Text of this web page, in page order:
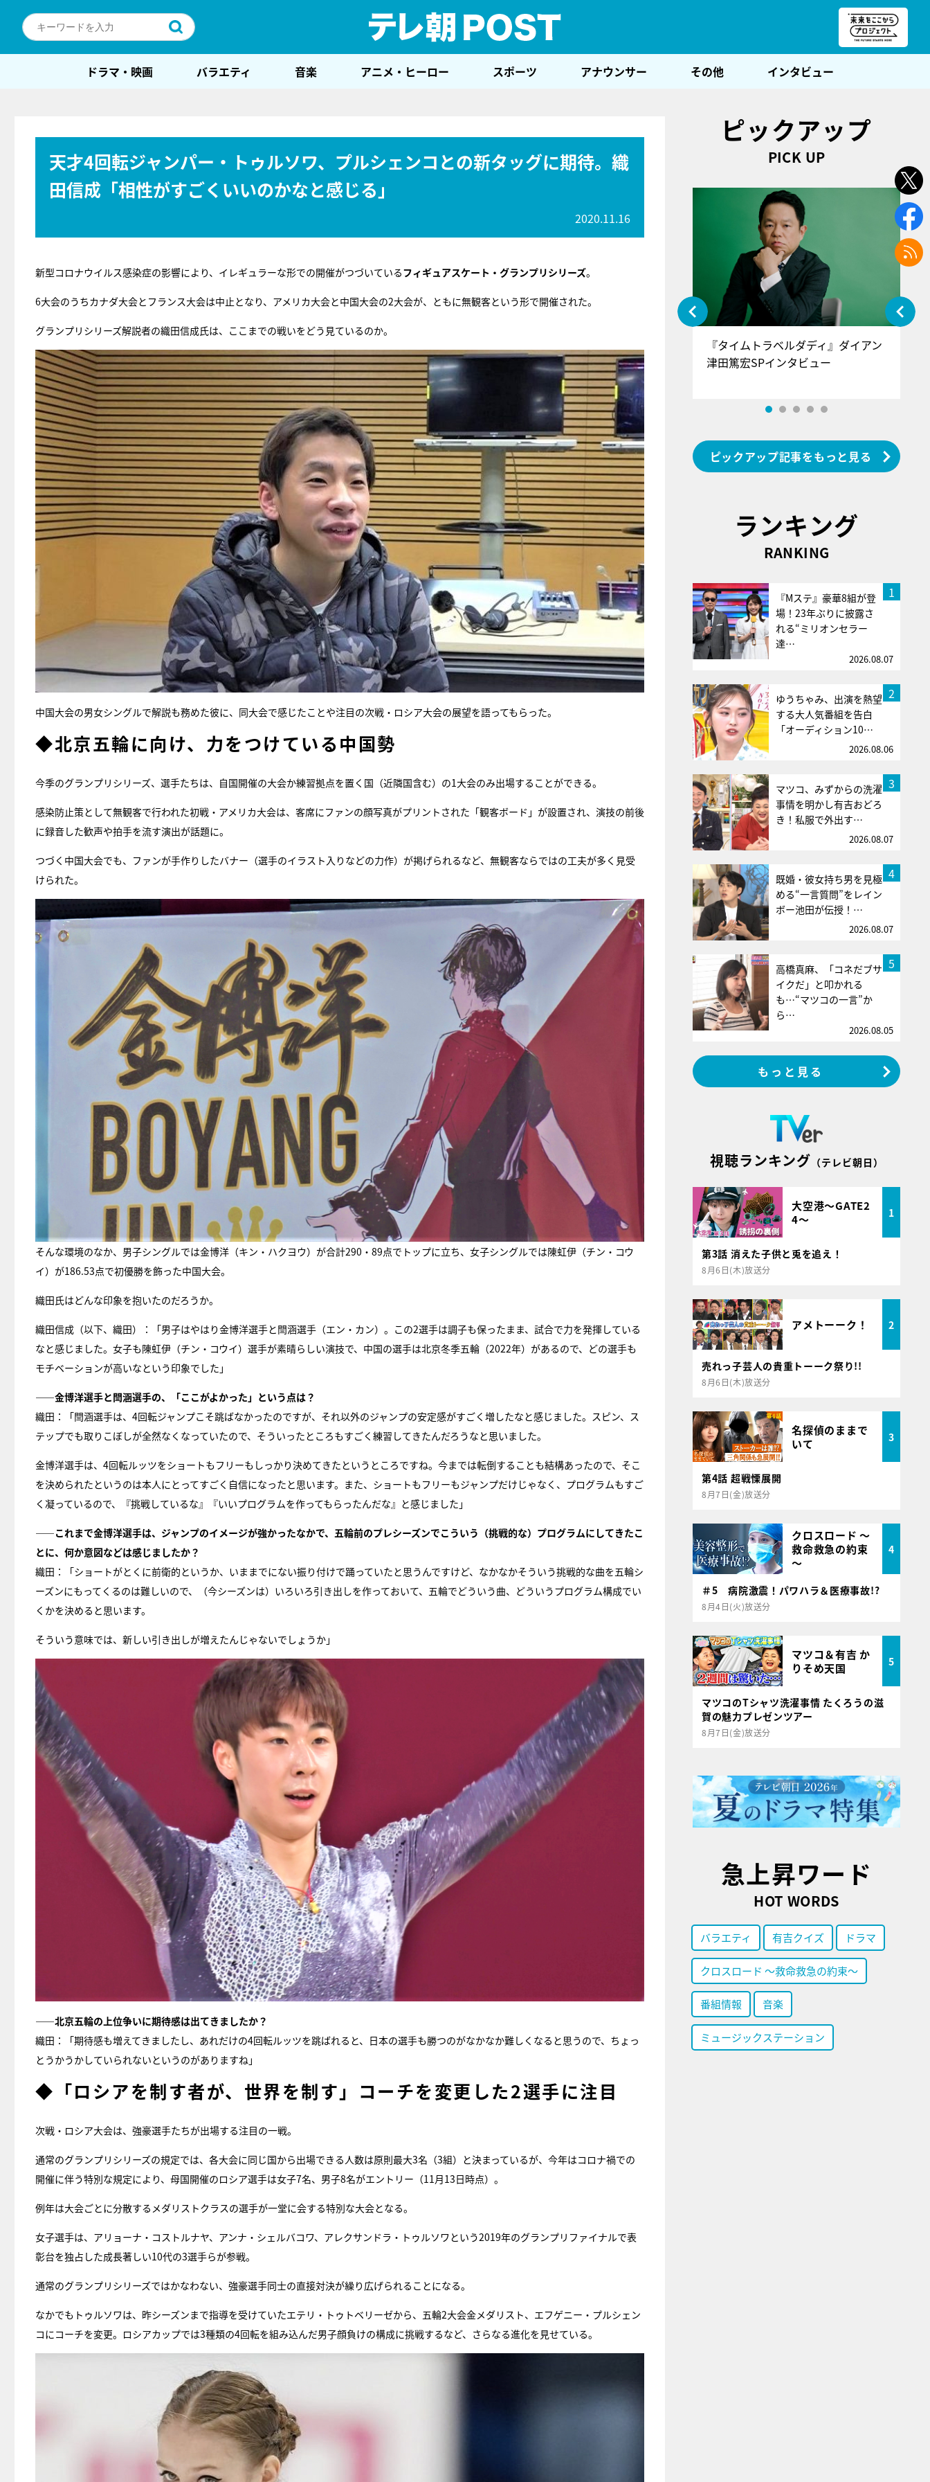
ドラマ・映画 バラエティ 音楽 アニメ・ヒーロー スポーツ アナウンサー その他 インタビュー
天才4回転ジャンパー・トゥルソワ、プルシェンコとの新タッグに期待。織
田信成「相性がすごくいいのかなと感じる」
2020.11.16
新型コロナウイルス感染症の影響により、イレギュラーな形での開催がつづいているフィギュアスケート・グランプリシリーズ。
6大会のうちカナダ大会とフランス大会は中止となり、アメリカ大会と中国大会の2大会が、ともに無観客という形で開催された。
グランプリシリーズ解説者の織田信成氏は、ここまでの戦いをどう見ているのか。
中国大会の男女シングルで解説も務めた彼に、同大会で感じたことや注目の次戦・ロシア大会の展望を語ってもらった。
◆北京五輪に向け、力をつけている中国勢
今季のグランプリシリーズ、選手たちは、自国開催の大会か練習拠点を置く国（近隣国含む）の1大会のみ出場することができる。
感染防止策として無観客で行われた初戦・アメリカ大会は、客席にファンの顔写真がプリントされた「観客ボード」が設置され、演技の前後
に録音した歓声や拍手を流す演出が話題に。
つづく中国大会でも、ファンが手作りしたバナー（選手のイラスト入りなどの力作）が掲げられるなど、無観客ならではの工夫が多く見受
けられた。
そんな環境のなか、男子シングルでは金博洋（キン・ハクヨウ）が合計290・89点でトップに立ち、女子シングルでは陳虹伊（チン・コウ
イ）が186.53点で初優勝を飾った中国大会。
織田氏はどんな印象を抱いたのだろうか。
織田信成（以下、織田）：「男子はやはり金博洋選手と閆涵選手（エン・カン）。この2選手は調子も保ったまま、試合で力を発揮している
なと感じました。女子も陳虹伊（チン・コウイ）選手が素晴らしい演技で、中国の選手は北京冬季五輪（2022年）があるので、どの選手も
モチベーションが高いなという印象でした」
――金博洋選手と閆涵選手の、「ここがよかった」という点は？
織田：「閆涵選手は、4回転ジャンプこそ跳ばなかったのですが、それ以外のジャンプの安定感がすごく増したなと感じました。スピン、ス
テップでも取りこぼしが全然なくなっていたので、そういったところもすごく練習してきたんだろうなと思いました。
金博洋選手は、4回転ルッツをショートもフリーもしっかり決めてきたというところですね。今までは転倒することも結構あったので、そこ
を決められたというのは本人にとってすごく自信になったと思います。また、ショートもフリーもジャンプだけじゃなく、プログラムもすご
く凝っているので、『挑戦しているな』『いいプログラムを作ってもらったんだな』と感じました」
――これまで金博洋選手は、ジャンプのイメージが強かったなかで、五輪前のプレシーズンでこういう（挑戦的な）プログラムにしてきたこ
とに、何か意図などは感じましたか？
織田：「ショートがとくに前衛的というか、いままでにない振り付けで踊っていたと思うんですけど、なかなかそういう挑戦的な曲を五輪シ
ーズンにもってくるのは難しいので、（今シーズンは）いろいろ引き出しを作っておいて、五輪でどういう曲、どういうプログラム構成でい
くかを決めると思います。
そういう意味では、新しい引き出しが増えたんじゃないでしょうか」
――北京五輪の上位争いに期待感は出てきましたか？
織田：「期待感も増えてきましたし、あれだけの4回転ルッツを跳ばれると、日本の選手も勝つのがなかなか難しくなると思うので、ちょっ
とうかうかしていられないというのがありますね」
◆「ロシアを制す者が、世界を制す」コーチを変更した2選手に注目
次戦・ロシア大会は、強豪選手たちが出場する注目の一戦。
通常のグランプリシリーズの規定では、各大会に同じ国から出場できる人数は原則最大3名（3組）と決まっているが、今年はコロナ禍での
開催に伴う特別な規定により、母国開催のロシア選手は女子7名、男子8名がエントリー（11月13日時点）。
例年は大会ごとに分散するメダリストクラスの選手が一堂に会する特別な大会となる。
女子選手は、アリョーナ・コストルナヤ、アンナ・シェルバコワ、アレクサンドラ・トゥルソワという2019年のグランプリファイナルで表
彰台を独占した成長著しい10代の3選手らが参戦。
通常のグランプリシリーズではかなわない、強豪選手同士の直接対決が繰り広げられることになる。
なかでもトゥルソワは、昨シーズンまで指導を受けていたエテリ・トゥトベリーゼから、五輪2大会金メダリスト、エフゲニー・プルシェン
コにコーチを変更。ロシアカップでは3種類の4回転を組み込んだ男子顔負けの構成に挑戦するなど、さらなる進化を見せている。
ピックアップ
PICK UP
E齋藤樹愛羅＆佐々木舞香SPインタ
『タイムトラベルダディ』ダイアン
津田篤宏SPインタビュー
ピックアップ記事をもっと見る
ランキング
RANKING
1
『Mステ』豪華8組が登
場！23年ぶりに披露さ
れる“ミリオンセラー
達…
2026.08.07
2
ゆうちゃみ、出演を熱望
する大人気番組を告白
「オーディション10…
2026.08.06
3
マツコ、みずからの洗濯
事情を明かし有吉おどろ
き！私服で外出す…
2026.08.07
4
既婚・彼女持ち男を見極
める“一言質問”をレイン
ボー池田が伝授！…
2026.08.07
5
高橋真麻、「コネだブサ
イクだ」と叩かれる
も…“マツコの一言”か
ら…
2026.08.05
もっと見る
視聴ランキング （テレビ朝日）
大空港～GATE2
4～
1
第3話 消えた子供と兎を追え！
8月6日(木)放送分
アメトーーク！ 2
売れっ子芸人の貴重トーーク祭り!!
8月6日(木)放送分
名探偵のままで
いて
3
第4話 超戦慄展開
8月7日(金)放送分
クロスロード ～
救命救急の約束
～
4
＃5 病院激震！パワハラ＆医療事故!?
8月4日(火)放送分
マツコ＆有吉 か
りそめ天国
5
マツコのTシャツ洗濯事情 たくろうの滋
賀の魅力プレゼンツアー
8月7日(金)放送分
急上昇ワード
HOT WORDS
バラエティ 有吉クイズ ドラマ
クロスロード ～救命救急の約束～
番組情報 音楽
ミュージックステーション